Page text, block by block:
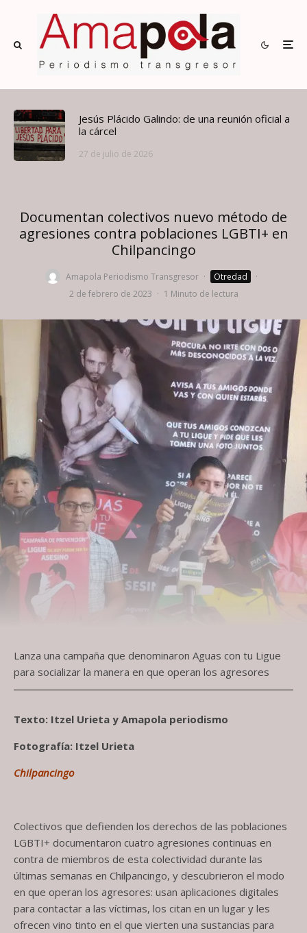
Jesús Plácido Galindo: de una reunión oficial a
la cárcel
27 de julio de 2026
Documentan colectivos nuevo método de
agresiones contra poblaciones LGBTI+ en
Chilpancingo
Amapola Periodismo Transgresor · Otredad
·
2 de febrero de 2023 · 1 Minuto de lectura
Lanza una campaña que denominaron Aguas con tu Ligue
para socializar la manera en que operan los agresores
Texto: Itzel Urieta y Amapola periodismo
Fotografía: Itzel Urieta
Chilpancingo
Colectivos que defienden los derechos de las poblaciones
LGBTI+ documentaron cuatro agresiones continuas en
contra de miembros de esta colectividad durante las
últimas semanas en Chilpancingo, y descubrieron el modo
en que operan los agresores: usan aplicaciones digitales
para contactar a las víctimas, los citan en un lugar y les
ofrecen vino tinto en el que vierten una sustancias para